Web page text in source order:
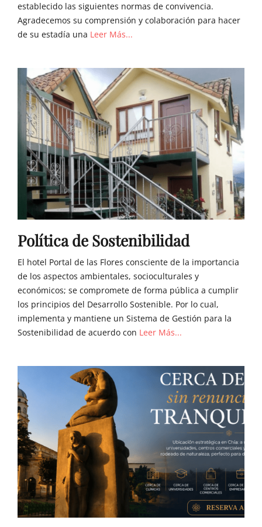
establecido las siguientes normas de convivencia.
Agradecemos su comprensión y colaboración para hacer
de su estadía una Leer Más...
Política de Sostenibilidad
El hotel Portal de las Flores consciente de la importancia
de los aspectos ambientales, socioculturales y
económicos; se compromete de forma pública a cumplir
los principios del Desarrollo Sostenible. Por lo cual,
implementa y mantiene un Sistema de Gestión para la
Sostenibilidad de acuerdo con Leer Más...